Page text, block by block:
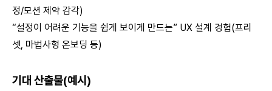
정/모션 제약 감각)
“설정이 어려운 기능을 쉽게 보이게 만드는” UX 설계 경험(프리
셋, 마법사형 온보딩 등)
기대 산출물(예시)